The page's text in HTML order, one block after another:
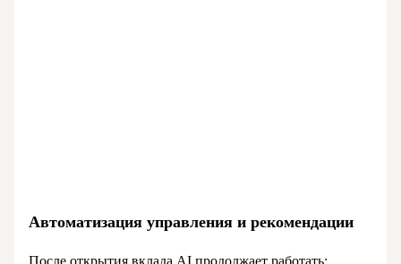
Автоматизация управления и рекомендации